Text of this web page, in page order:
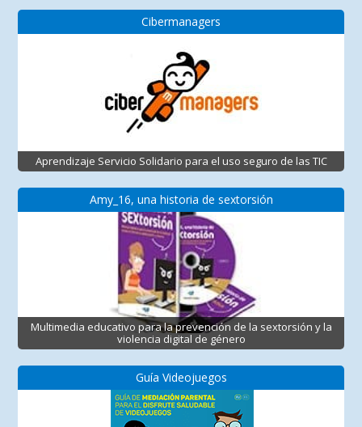
Cibermanagers
Aprendizaje Servicio Solidario para el uso seguro de las TIC
Amy_16, una historia de sextorsión
Multimedia educativo para la prevención de la sextorsión y la
violencia digital de género
Guía Videojuegos